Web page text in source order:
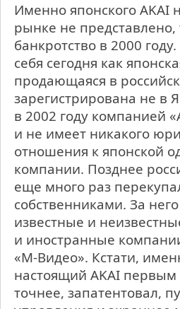
Именно японского AKAI
рынке не представлено,
банкротство в 2000
себя сегодня как
продающаяся в
зарегистрирована не в
в 2002 году компанией
и не имеет никакого
отношения к японской
компании. Позднее
еще много раз
собственниками. За
известные и
и иностранные
«М-Видео». Кстати,
настоящий AKAI
точнее, запатентовал,